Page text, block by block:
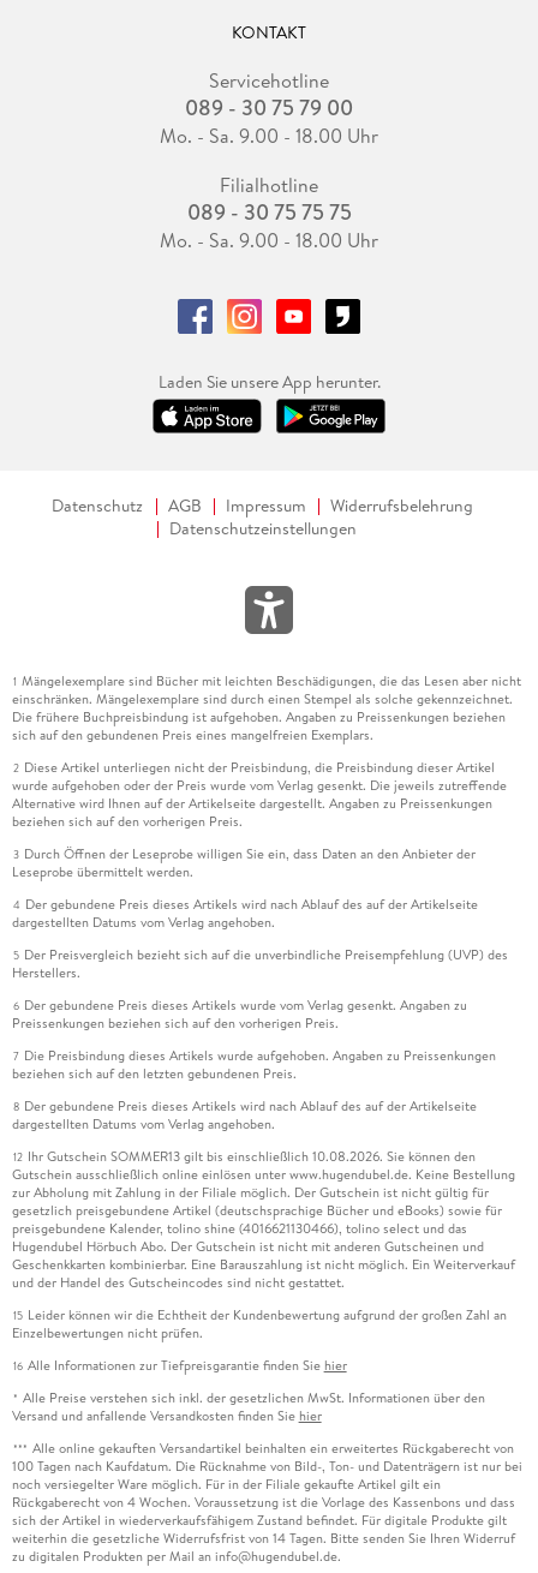
KONTAKT
Servicehotline
089 - 30 75 79 00
Mo. - Sa. 9.00 - 18.00 Uhr
Filialhotline
089 - 30 75 75 75
Mo. - Sa. 9.00 - 18.00 Uhr
Laden Sie unsere App herunter.
Datenschutz AGB Impressum
Widerrufsbelehrung
Datenschutzeinstellungen
1 Mängelexemplare sind Bücher mit leichten Beschädigungen, die das Lesen aber nicht
einschränken. Mängelexemplare sind durch einen Stempel als solche gekennzeichnet.
Die frühere Buchpreisbindung ist aufgehoben. Angaben zu Preissenkungen beziehen
sich auf den gebundenen Preis eines mangelfreien Exemplars.
2 Diese Artikel unterliegen nicht der Preisbindung, die Preisbindung dieser Artikel
wurde aufgehoben oder der Preis wurde vom Verlag gesenkt. Die jeweils zutreffende
Alternative wird Ihnen auf der Artikelseite dargestellt. Angaben zu Preissenkungen
beziehen sich auf den vorherigen Preis.
3 Durch Öffnen der Leseprobe willigen Sie ein, dass Daten an den Anbieter der
Leseprobe übermittelt werden.
4 Der gebundene Preis dieses Artikels wird nach Ablauf des auf der Artikelseite
dargestellten Datums vom Verlag angehoben.
5 Der Preisvergleich bezieht sich auf die unverbindliche Preisempfehlung (UVP) des
Herstellers.
6 Der gebundene Preis dieses Artikels wurde vom Verlag gesenkt. Angaben zu
Preissenkungen beziehen sich auf den vorherigen Preis.
7 Die Preisbindung dieses Artikels wurde aufgehoben. Angaben zu Preissenkungen
beziehen sich auf den letzten gebundenen Preis.
8 Der gebundene Preis dieses Artikels wird nach Ablauf des auf der Artikelseite
dargestellten Datums vom Verlag angehoben.
12 Ihr Gutschein SOMMER13 gilt bis einschließlich 10.08.2026. Sie können den
Gutschein ausschließlich online einlösen unter www.hugendubel.de. Keine Bestellung
zur Abholung mit Zahlung in der Filiale möglich. Der Gutschein ist nicht gültig für
gesetzlich preisgebundene Artikel (deutschsprachige Bücher und eBooks) sowie für
preisgebundene Kalender, tolino shine (4016621130466), tolino select und das
Hugendubel Hörbuch Abo. Der Gutschein ist nicht mit anderen Gutscheinen und
Geschenkkarten kombinierbar. Eine Barauszahlung ist nicht möglich. Ein Weiterverkauf
und der Handel des Gutscheincodes sind nicht gestattet.
15 Leider können wir die Echtheit der Kundenbewertung aufgrund der großen Zahl an
Einzelbewertungen nicht prüfen.
16 Alle Informationen zur Tiefpreisgarantie finden Sie hier
* Alle Preise verstehen sich inkl. der gesetzlichen MwSt. Informationen über den
Versand und anfallende Versandkosten finden Sie hier
*** Alle online gekauften Versandartikel beinhalten ein erweitertes Rückgaberecht von
100 Tagen nach Kaufdatum. Die Rücknahme von Bild-, Ton- und Datenträgern ist nur bei
noch versiegelter Ware möglich. Für in der Filiale gekaufte Artikel gilt ein
Rückgaberecht von 4 Wochen. Voraussetzung ist die Vorlage des Kassenbons und dass
sich der Artikel in wiederverkaufsfähigem Zustand befindet. Für digitale Produkte gilt
weiterhin die gesetzliche Widerrufsfrist von 14 Tagen. Bitte senden Sie Ihren Widerruf
zu digitalen Produkten per Mail an info@hugendubel.de.